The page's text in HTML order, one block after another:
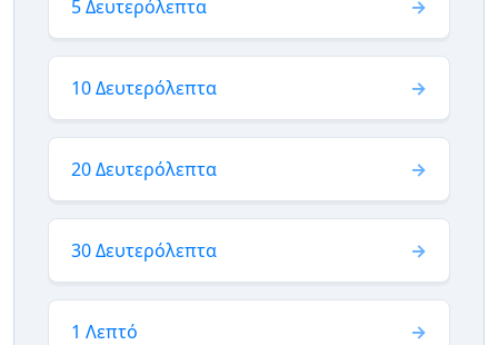
5 Δευτερόλεπτα
10 Δευτερόλεπτα
20 Δευτερόλεπτα
30 Δευτερόλεπτα
1 Λεπτό